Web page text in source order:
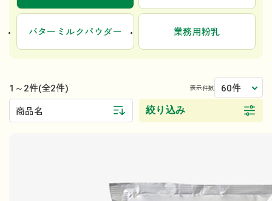
バターミルクパウダー 業務用粉乳
1～2件(全2件) 表示件数 60件
商品名 絞り込み